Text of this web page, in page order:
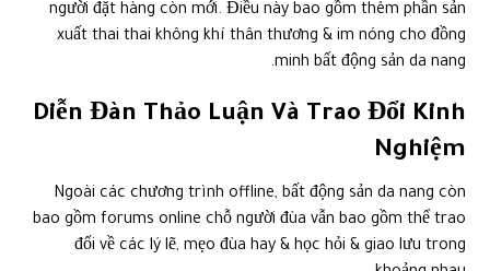
người đặt hàng còn mới. Điều này bao gồm thêm phần sản
xuất thai thai không khí thân thương & im nóng cho đồng
minh bất động sản da nang.
Diễn Đàn Thảo Luận Và Trao Đổi Kinh
Nghiệm
Ngoài các chương trình offline, bất động sản da nang còn
bao gồm forums online chỗ người đùa vẫn bao gồm thể trao
đổi về các lý lẽ, mẹo đùa hay & học hỏi & giao lưu trong